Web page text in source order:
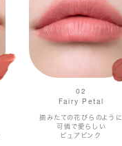
02
Fairy Petal
摘みたての花びらのように
可憐で愛らしい
ピュアピンク